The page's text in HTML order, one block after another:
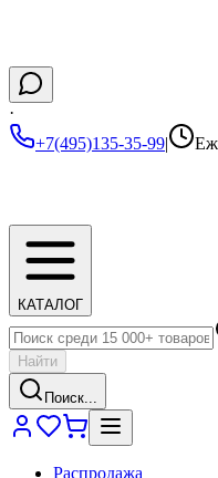
·
+7(495)135-35-99|
КАТАЛОГ
Найти
Поиск...
Распродажа